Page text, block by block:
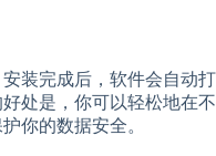
装完成后，软件会自动打
处是，你可以轻松地在不
你的数据安全。